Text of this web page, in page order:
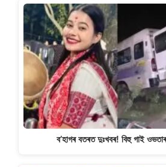
A
p
p
b
o
o
k
a
m
n
k
ব’হাগৰ বতৰত দুঃখবৰ! বিহু গাই